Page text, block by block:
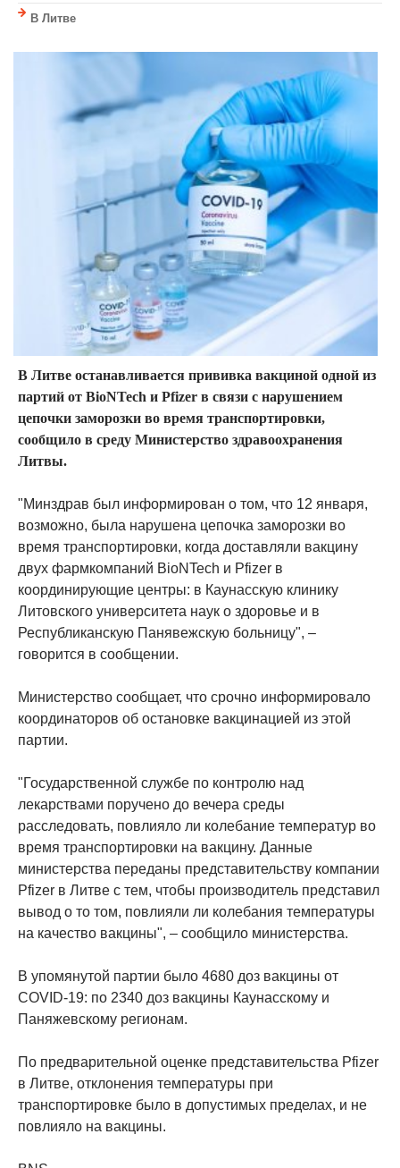
В Литве
В Литве останавливается прививка вакциной одной из
партий от BioNTech и Pfizer в связи с нарушением
цепочки заморозки во время транспортировки,
сообщило в среду Министерство здравоохранения
Литвы.
"Минздрав был информирован о том, что 12 января,
возможно, была нарушена цепочка заморозки во
время транспортировки, когда доставляли вакцину
двух фармкомпаний BioNTech и Pfizer в
координирующие центры: в Каунасскую клинику
Литовского университета наук о здоровье и в
Республиканскую Панявежскую больницу", –
говорится в сообщении.
Министерство сообщает, что срочно информировало
координаторов об остановке вакцинацией из этой
партии.
"Государственной службе по контролю над
лекарствами поручено до вечера среды
расследовать, повлияло ли колебание температур во
время транспортировки на вакцину. Данные
министерства переданы представительству компании
Pfizer в Литве с тем, чтобы производитель представил
вывод о то том, повлияли ли колебания температуры
на качество вакцины", – сообщило министерства.
В упомянутой партии было 4680 доз вакцины от
COVID-19: по 2340 доз вакцины Каунасскому и
Паняжевскому регионам.
По предварительной оценке представительства Pfizer
в Литве, отклонения температуры при
транспортировке было в допустимых пределах, и не
повлияло на вакцины.